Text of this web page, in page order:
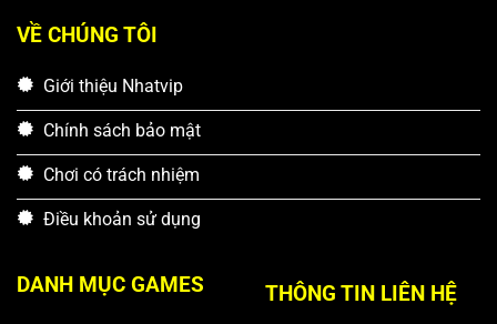
VỀ CHÚNG TÔI
Giới thiệu Nhatvip
Chính sách bảo mật
Chơi có trách nhiệm
Điều khoản sử dụng
DANH MỤC GAMES THÔNG TIN LIÊN HỆ